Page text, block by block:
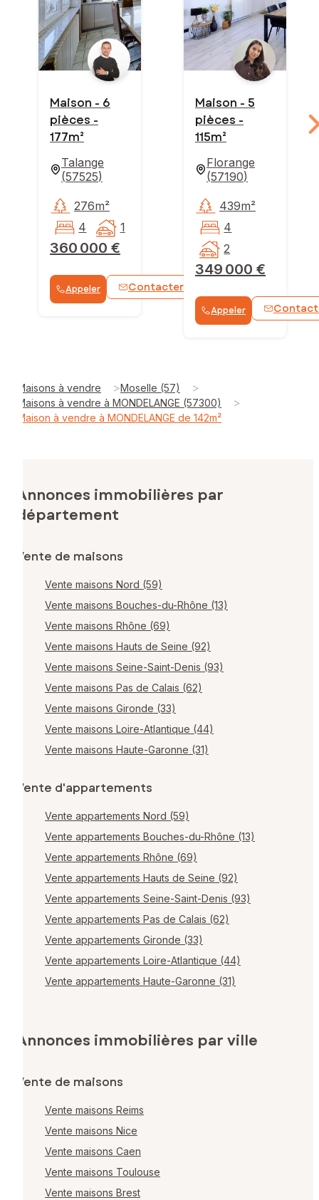
Maison - 6
pièces -
177m²
Talange
(57525)
360 000 €
276m²
4
1
Appeler Contacter
Maison - 5
pièces -
115m²
Florange
(57190)
349 000 €
439m²
4
2
Appeler
Maisons à vendre >Moselle (57) >
Maisons à vendre à MONDELANGE (57300) >
Maison à vendre à MONDELANGE de 142m²
Annonces immobilières par
département
Vente de maisons
Vente maisons Nord (59)
Vente maisons Bouches-du-Rhône (13)
Vente maisons Rhône (69)
Vente maisons Hauts de Seine (92)
Vente maisons Seine-Saint-Denis (93)
Vente maisons Pas de Calais (62)
Vente maisons Gironde (33)
Vente maisons Loire-Atlantique (44)
Vente maisons Haute-Garonne (31)
Vente d'appartements
Vente appartements Nord (59)
Vente appartements Bouches-du-Rhône (13)
Vente appartements Rhône (69)
Vente appartements Hauts de Seine (92)
Vente appartements Seine-Saint-Denis (93)
Vente appartements Pas de Calais (62)
Vente appartements Gironde (33)
Vente appartements Loire-Atlantique (44)
Vente appartements Haute-Garonne (31)
Annonces immobilières par ville
Vente de maisons
Vente maisons Reims
Vente maisons Nice
Vente maisons Caen
Vente maisons Toulouse
Vente maisons Brest